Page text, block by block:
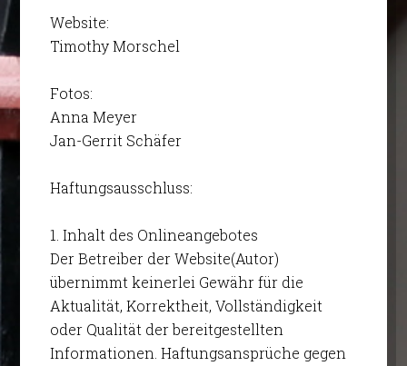
Website:
Timothy Morschel
Fotos:
Anna Meyer
Jan-Gerrit Schäfer
Haftungsausschluss:
1. Inhalt des Onlineangebotes
Der Betreiber der Website(Autor)
übernimmt keinerlei Gewähr für die
Aktualität, Korrektheit, Vollständigkeit
oder Qualität der bereitgestellten
Informationen. Haftungsansprüche gegen